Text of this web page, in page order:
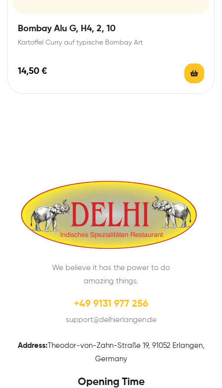
Bombay Alu G, H4, 2, 10
Kartoffel Curry auf typische Bombay Art
14,50 €
We believe it has the power to do
amazing things.
+49 9131 977 256
support@delhierlangen.de
Address:Theodor-von-Zahn-Straße 19, 91052 Erlangen,
Germany
Opening Time